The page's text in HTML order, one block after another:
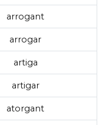
arrogant
arrogar
artiga
artigar
atorgant